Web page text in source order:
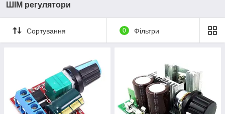
ШІМ регулятори
Сортування 0 Фільтри